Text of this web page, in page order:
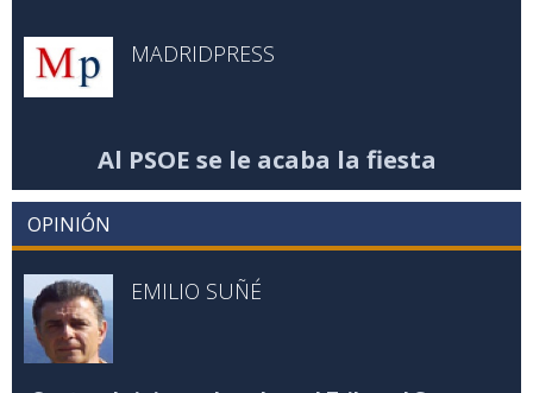
MADRIDPRESS
Al PSOE se le acaba la fiesta
OPINIÓN
EMILIO SUÑÉ